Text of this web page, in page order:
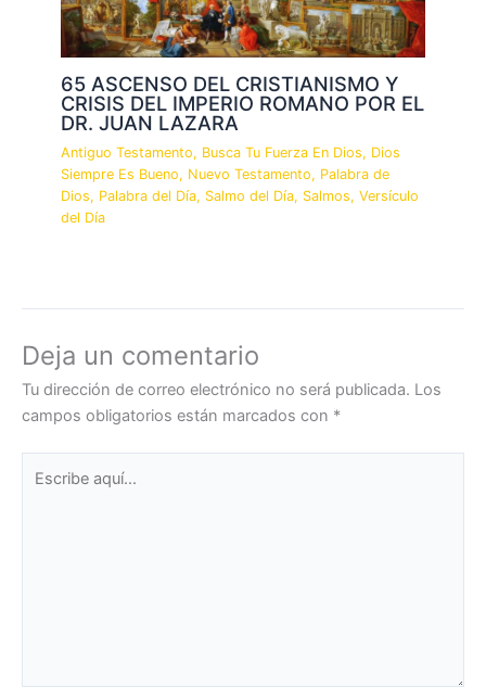
65 ASCENSO DEL CRISTIANISMO Y
CRISIS DEL IMPERIO ROMANO POR EL
DR. JUAN LAZARA
Antiguo Testamento, Busca Tu Fuerza En Dios, Dios
Siempre Es Bueno, Nuevo Testamento, Palabra de
Dios, Palabra del Día, Salmo del Día, Salmos,Versículo
del Día
Deja un comentario
Tu dirección de correo electrónico no será publicada. Los
campos obligatorios están marcados con *